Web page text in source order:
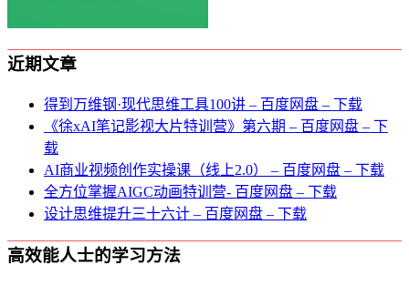
近期文章
得到万维钢·现代思维⼯具100讲 – 百度网盘 – 下载
《徐xAI笔记影视大片特训营》第六期 – 百度网盘 – 下
载
AI商业视频创作实操课（线上2.0） – 百度网盘 – 下载
全方位掌握AIGC动画特训营- 百度网盘 – 下载
设计思维提升三十六计 – 百度网盘 – 下载
高效能人士的学习方法